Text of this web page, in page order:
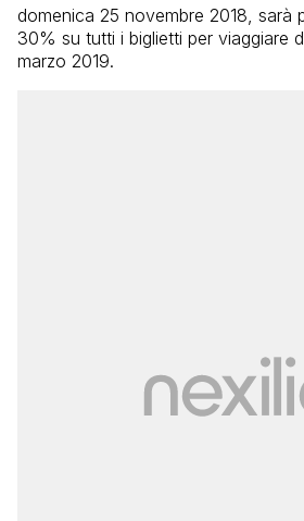
domenica 25 novembre 2018, sarà
30% su tutti i biglietti per viaggiare
marzo 2019.